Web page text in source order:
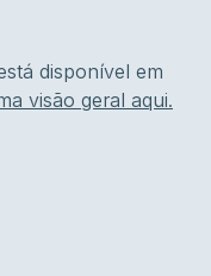
disponível em
visão geral aqui.